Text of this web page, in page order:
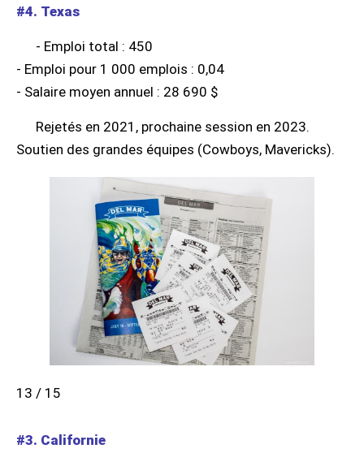
#4. Texas
- Emploi total : 450
- Emploi pour 1 000 emplois : 0,04
- Salaire moyen annuel : 28 690 $
Rejetés en 2021, prochaine session en 2023.
Soutien des grandes équipes (Cowboys, Mavericks).
13 / 15
#3. Californie